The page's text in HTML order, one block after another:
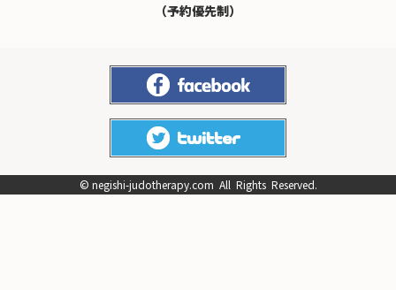
（予約優先制）
© negishi-judotherapy.com All Rights Reserved.